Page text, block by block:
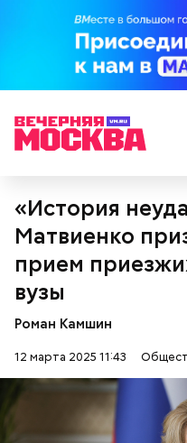
«История
Матвиенко
прием
вузы
Роман Камшин
12 марта 2025 11:43
кабачок;
брынза;
помидоры черри
беременным,
людям с
пожилым;
детям.
предостерегла